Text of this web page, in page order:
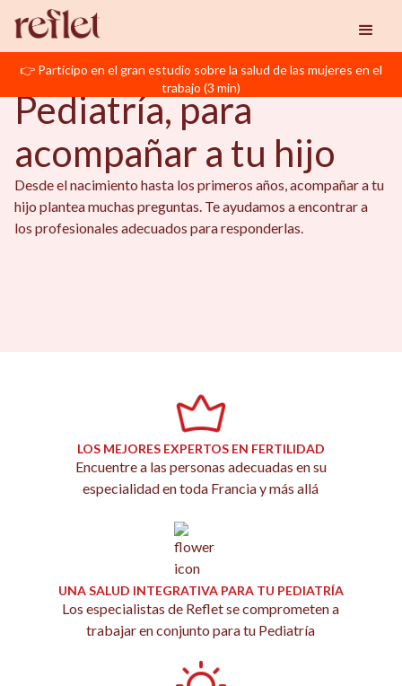
👉 Participo en el gran estudio sobre la salud de las mujeres en el
trabajo (3 min)
Reflet Pediatría
PEDIATRÍA
Pediatría, para
acompañar a tu hijo
Desde el nacimiento hasta los primeros años, acompañar a tu
hijo plantea muchas preguntas. Te ayudamos a encontrar a
los profesionales adecuados para responderlas.
LOS MEJORES EXPERTOS EN FERTILIDAD
Encuentre a las personas adecuadas en su
especialidad en toda Francia y más allá
UNA SALUD INTEGRATIVA PARA TU PEDIATRÍA
Los especialistas de Reflet se comprometen a
trabajar en conjunto para tu Pediatría